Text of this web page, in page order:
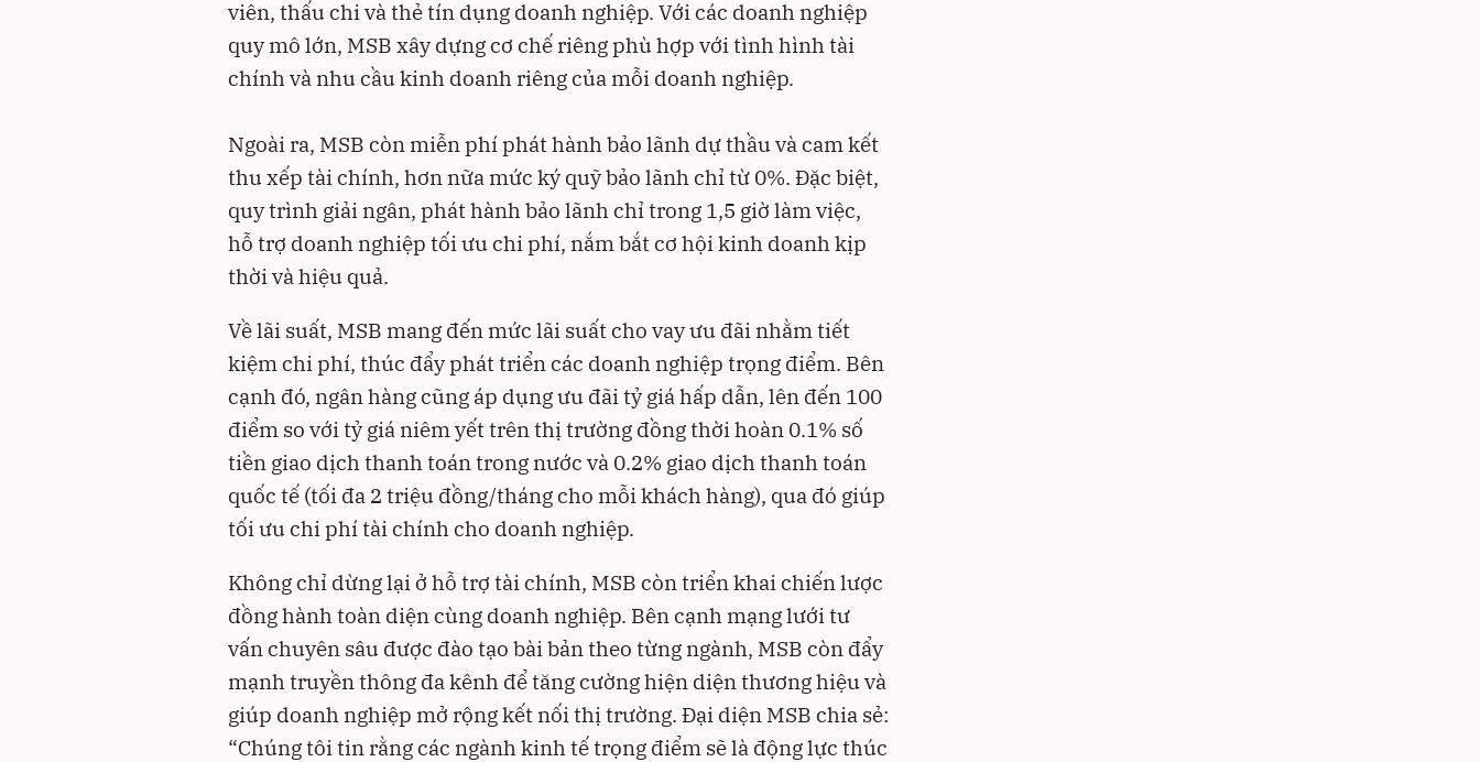
viên, thấu chi và thẻ tín dụng doanh nghiệp. Với các doanh nghiệp
quy mô lớn, MSB xây dựng cơ chế riêng phù hợp với tình hình tài
chính và nhu cầu kinh doanh riêng của mỗi doanh nghiệp.
Ngoài ra, MSB còn miễn phí phát hành bảo lãnh dự thầu và cam kết
thu xếp tài chính, hơn nữa mức ký quỹ bảo lãnh chỉ từ 0%. Đặc biệt,
quy trình giải ngân, phát hành bảo lãnh chỉ trong 1,5 giờ làm việc,
hỗ trợ doanh nghiệp tối ưu chi phí, nắm bắt cơ hội kinh doanh kịp
thời và hiệu quả.
Về lãi suất, MSB mang đến mức lãi suất cho vay ưu đãi nhằm tiết
kiệm chi phí, thúc đẩy phát triển các doanh nghiệp trọng điểm. Bên
cạnh đó, ngân hàng cũng áp dụng ưu đãi tỷ giá hấp dẫn, lên đến 100
điểm so với tỷ giá niêm yết trên thị trường đồng thời hoàn 0.1% số
tiền giao dịch thanh toán trong nước và 0.2% giao dịch thanh toán
quốc tế (tối đa 2 triệu đồng/tháng cho mỗi khách hàng), qua đó giúp
tối ưu chi phí tài chính cho doanh nghiệp.
Không chỉ dừng lại ở hỗ trợ tài chính, MSB còn triển khai chiến lược
đồng hành toàn diện cùng doanh nghiệp. Bên cạnh mạng lưới tư
vấn chuyên sâu được đào tạo bài bản theo từng ngành, MSB còn đẩy
mạnh truyền thông đa kênh để tăng cường hiện diện thương hiệu và
giúp doanh nghiệp mở rộng kết nối thị trường. Đại diện MSB chia sẻ:
“Chúng tôi tin rằng các ngành kinh tế trọng điểm sẽ là động lực thúc